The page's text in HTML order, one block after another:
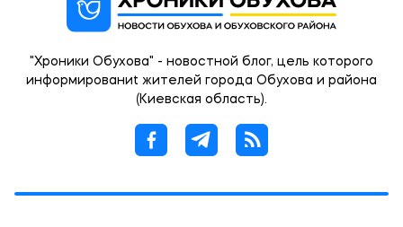
"Хроники Обухова" - новостной блог, цель которого
информированиt жителей города Обухова и района
(Киевская область).